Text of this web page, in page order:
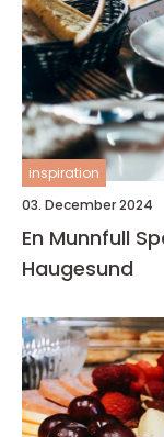
inspiration
03. December 2024
En Munnfull
Haugesund